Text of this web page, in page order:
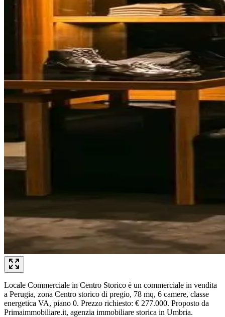
Locale Commerciale in Centro Storico è un commerciale in vendita
a Perugia, zona Centro storico di pregio, 78 mq, 6 camere, classe
energetica VA, piano 0. Prezzo richiesto: € 277.000. Proposto da
Primaimmobiliare.it, agenzia immobiliare storica in Umbria.